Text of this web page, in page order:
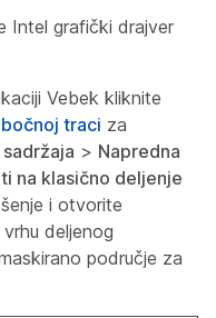
Intel grafički drajver
Vebek kliknite
bočnoj traci za
> Napredna
na klasično deljenje
i otvorite
deljenog
područje za